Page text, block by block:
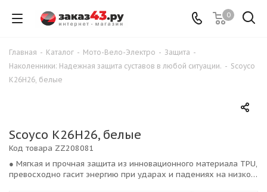
0
Главная - Каталог - Мото-Вело-Электро - Защита -
Наколенники: Надежная защита суставов в любой ситуации. - Scoyco
К26H26, белые
Scoyco К26H26, белые
● Мягкая и прочная защита из инновационного материала TPU,
превосходно гасит энергию при ударах и падениях на низкой
Код товара ZZ208081